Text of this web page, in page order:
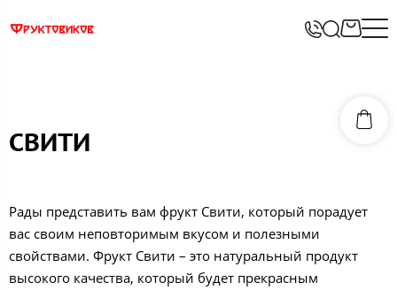
СВИТИ
Рады представить вам фрукт Свити, который порадует
вас своим неповторимым вкусом и полезными
свойствами. Фрукт Свити – это натуральный продукт
высокого качества, который будет прекрасным